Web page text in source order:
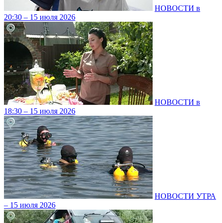
НОВОСТИ в
20:30 – 15 июля 2026
НОВОСТИ в
18:30 – 15 июля 2026
НОВОСТИ УТРА
– 15 июля 2026